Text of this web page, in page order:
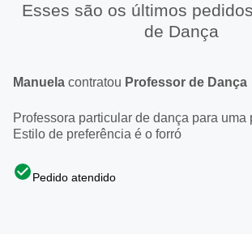
Esses são os últimos
de Dança
Manuela contratou Professor de Dança
Professora particular de dança para uma
Estilo de preferência é o forró
Pedido atendido